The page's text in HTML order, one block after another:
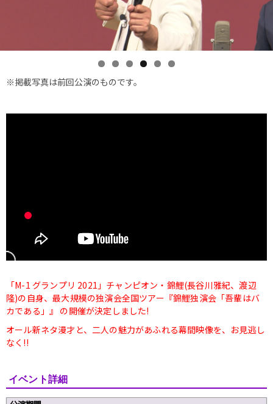
※掲載写真は前回公演のものです。
「M-1 グランプリ 2021」チャンピオン・錦鯉(長谷川雅紀、渡辺
隆)の自身、最大規模の独演会全国ツアー『錦鯉独演会「吾輩はバ
カである」』 の開催が決定しました!
オール新ネタ漫才と、二人の魅力があふれる幕間映像を、お見逃し
なく!!
イベント詳細